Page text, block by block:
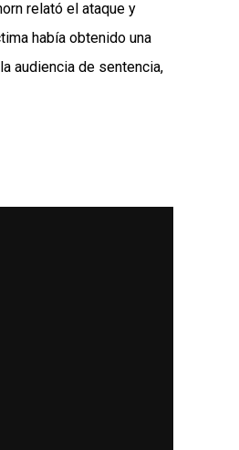
relató el ataque y
había obtenido una
audiencia de sentencia,